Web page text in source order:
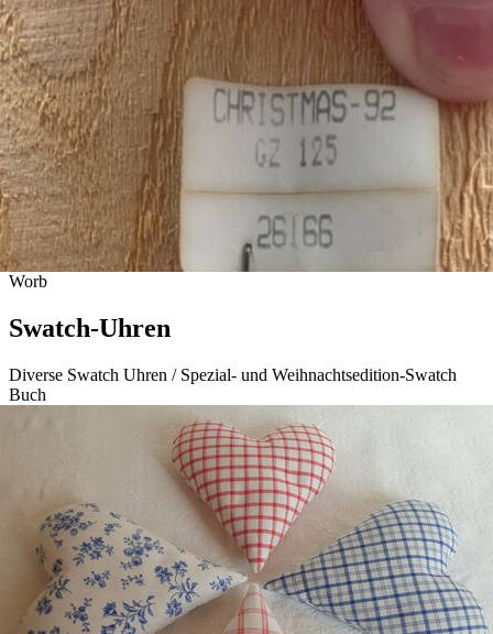
Worb
Swatch-Uhren
Diverse Swatch Uhren / Spezial- und Weihnachtsedition-Swatch
Buch